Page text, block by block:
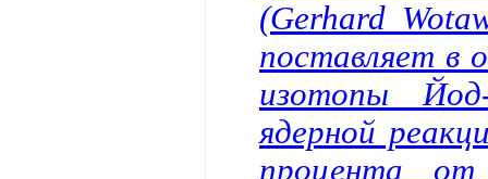
(Gerhard
поставляет в
изотопы
ядерной
процента от